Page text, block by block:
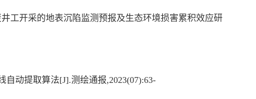
工开采的地表沉陷监测预报及生态环境损害累积效应研
自动提取算法[J].测绘通报,2023(07):63-